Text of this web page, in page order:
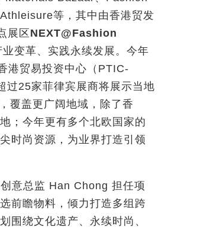
等，其中由香港贸发
展区 NEXT@Fashion
变革、实践永续发展。今年
港贸易投资中心（PTIC-
过25家菲律宾展商将展示当地
覆盖更广阔地域，除了香
；今年更有多个北欧国家的
时尚资源，为业界打造引领
意总监 Han Chong 担任项
前瞻物料，倾力打造多组跨
围绕文化遗产、永续时尚、